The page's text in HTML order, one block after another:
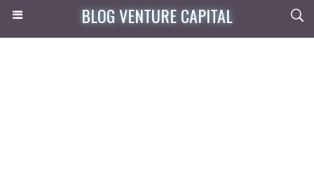
BLOG VENTURE CAPITAL